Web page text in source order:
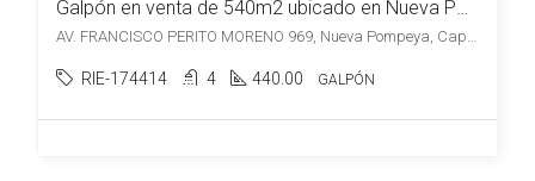
Galpón en venta de 540m2 ubicado en Nueva Pompeya
AV. FRANCISCO PERITO MORENO 969, Nueva Pompeya, Capital Federal
RIE-174414 4 440.00 GALPÓN